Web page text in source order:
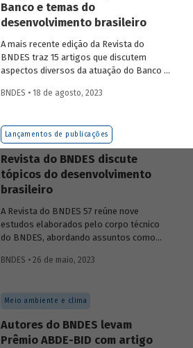
Banco e temas do
desenvolvimento brasileiro
A mais recente edição da Revista do
BNDES traz 15 artigos que discutem
aspectos diversos da atuação do Banco e
nacional.
BNDES • 18 de agosto, 2023
Lançamentos de publicações
Revista do BNDES discute
tópicos do desenvolvimento
brasileiro
A Revista do BNDES 57 reúne nove
estudos elaborados pelo corpo técnico
do BNDES, abordando assuntos como
saúde no território da Amazônia Legal,
BNDES • 26 de maio, 2023
Meio ambiente e clima
Autores do BNDES levam
Prêmio ABDE-BID com artigo